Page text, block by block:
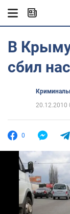
В Крыму
сбил
20.12.2010
0